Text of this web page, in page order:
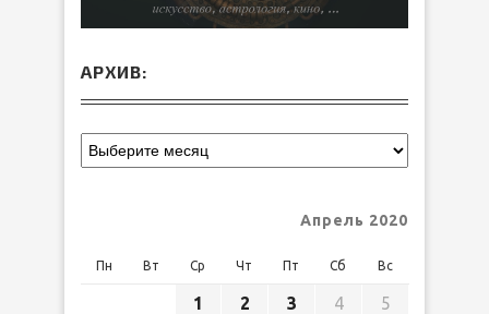
АРХИВ:
Апрель 2020
Пн Вт Ср Чт Пт Сб Вс
1 2 3 4
5